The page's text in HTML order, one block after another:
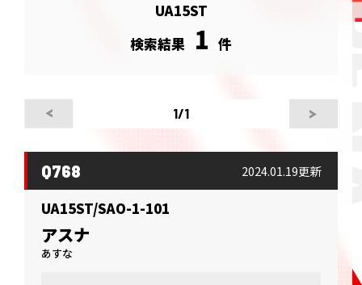
UA15ST
検索結果
1 件
1/1
Q768 2024.01.19更新
UA15ST/SAO-1-101
アスナ
あすな